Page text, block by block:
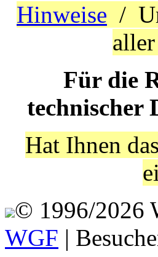
Hinweise /
Für die
technischer
Hat Ihnen
© 1996/2026
WGF |